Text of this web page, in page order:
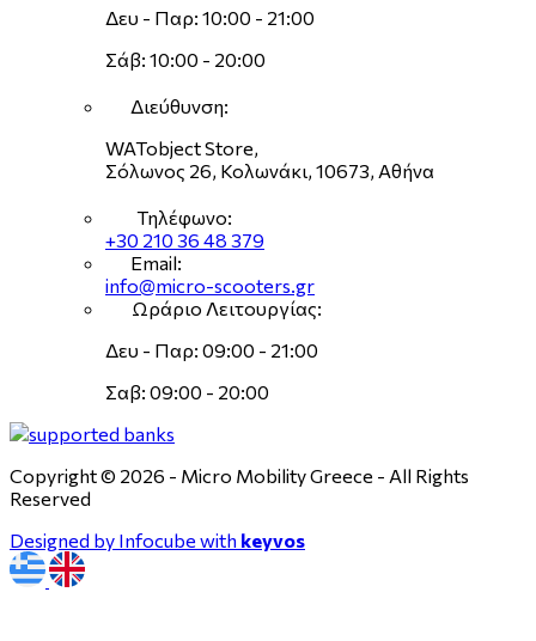
Δευ - Παρ: 10:00 - 21:00
Σάβ: 10:00 - 20:00
Διεύθυνση:
WATobject Store,
Σόλωνος 26, Κολωνάκι, 10673, Αθήνα
Τηλέφωνο:
+30 210 36 48 379
Email:
info@micro-scooters.gr
Ωράριο Λειτουργίας:
Δευ - Παρ: 09:00 - 21:00
Σαβ: 09:00 - 20:00
Copyright © 2026 - Micro Mobility Greece - All Rights
Reserved
Designed by Infocube with keyvos